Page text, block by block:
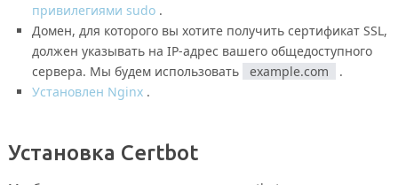
привилегиями sudo.
Домен, для которого вы хотите получить сертификат SSL,
должен указывать на IP-адрес вашего общедоступного
сервера. Мы будем использовать
example.com
.
Установлен Nginx.
Установка Certbot